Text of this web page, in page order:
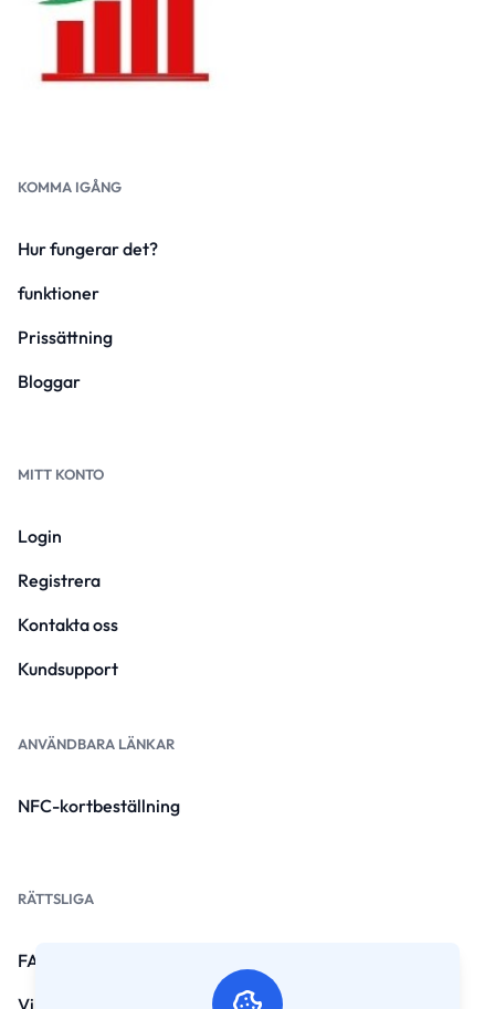
KOMMA IGÅNG
Hur fungerar det?
funktioner
Prissättning
Bloggar
MITT KONTO
Login
Registrera
Kontakta oss
Kundsupport
ANVÄNDBARA LÄNKAR
NFC-kortbeställning
RÄTTSLIGA
FAQs